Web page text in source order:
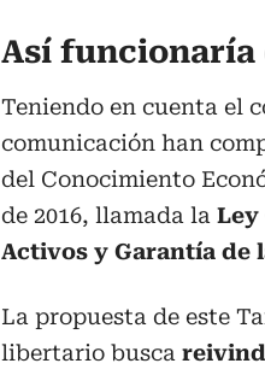
Así funcionaría
Teniendo en cuenta el
comunicación han
del Conocimiento
de 2016, llamada la Ley
Activos y Garantía de
La propuesta de este
libertario busca